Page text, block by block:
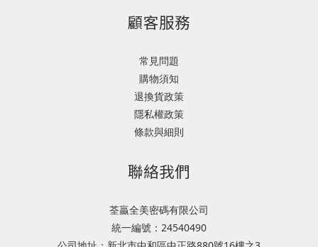
顧客服務
常見問題
購物須知
退換貨政策
隱私權政策
條款與細則
聯絡我們
荃贏全美密碼有限公司
統一編號：24540490